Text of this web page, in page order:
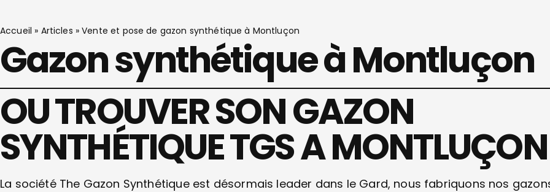
Accueil » Articles »Vente et pose de gazon synthétique à Montluçon
Gazon synthétique à Montluçon
OU TROUVER SON GAZON
SYNTHÉTIQUE TGS A MONTLUÇON
La société The Gazon Synthétique est désormais leader dans le Gard, nous fabriquons nos